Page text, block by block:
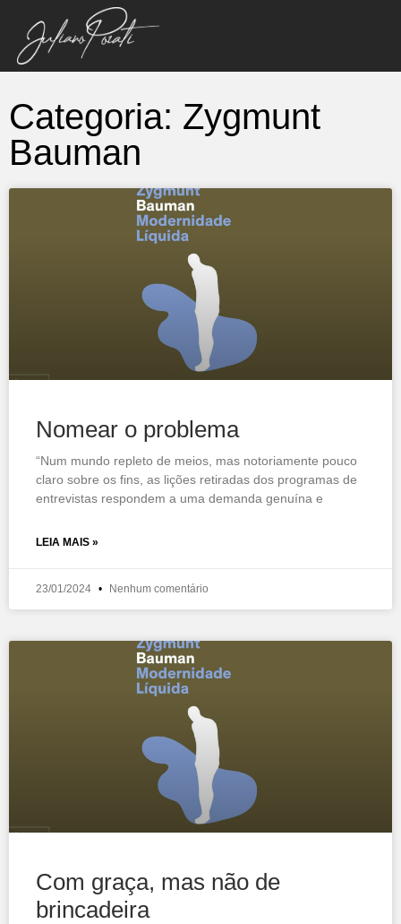
Categoria: Zygmunt
Bauman
Nomear o problema
“Num mundo repleto de meios, mas notoriamente pouco
claro sobre os fins, as lições retiradas dos programas de
entrevistas respondem a uma demanda genuína e
LEIA MAIS »
23/01/2024 Nenhum comentário
Com graça, mas não de
brincadeira